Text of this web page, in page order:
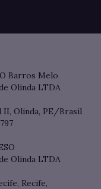
Barros Melo
Olinda LTDA
II, Olinda, PE/Brasil
Olinda LTDA
Recife,